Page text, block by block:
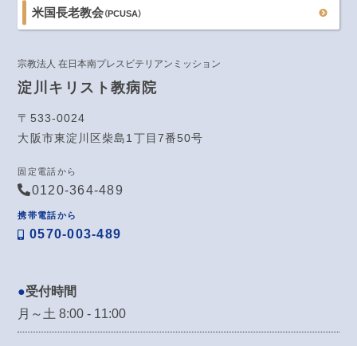
米国長老教会（PCUSA）
宗教法人 在日本南プレスビテリアンミッション
淀川キリスト教病院
〒533-0024
大阪市東淀川区柴島1丁目7番50号
固定電話から
0120-364-489
携帯電話から
0570-003-489
受付時間
月～土 8:00 - 11:00